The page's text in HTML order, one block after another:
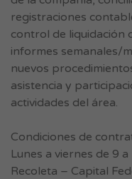
registraciones
control de liquidación
informes semanales/
nuevos
asistencia y
actividades del área.
Condiciones de
Lunes a viernes de 9
Recoleta – Capital